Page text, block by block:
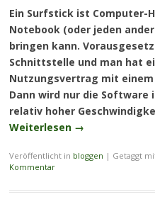
Ein Surfstick ist Computer-
Notebook (oder jeden
bringen kann.
Schnittstelle und man hat
Nutzungsvertrag mit einem
Dann wird nur die
relativ hoher
Weiterlesen →
Veröffentlicht in bloggen | Getaggt
Kommentar